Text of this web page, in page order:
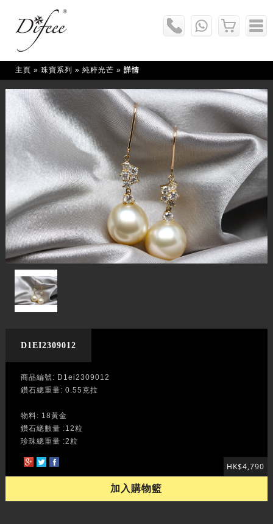
主頁 » 珠寶系列 » 純粹光芒 » 詳情
D1EI2309012
商品編號: D1ei2309012
鑽石總重量: 0.55克拉
物料: 18黃金
鑽石總數量 :12粒
珍珠總重量 :2粒
HK$4,790
加入購物籃